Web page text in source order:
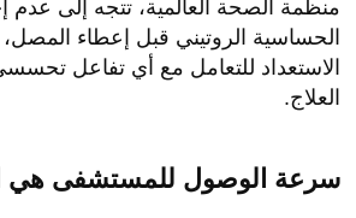
منظمة الصحة العالمية، تتجه إلى عدم
الحساسية الروتيني قبل إعطاء
الاستعداد للتعامل مع أي تفاعل
العلاج.
سرعة الوصول للمستشفى هي